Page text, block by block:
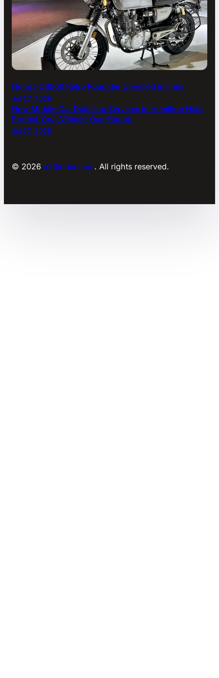
Honda CB500 Retro Roadster Unveiled in India
Jul 27, 2026
How Mobile Car Detailing Services in Hamilton Help
Protect Your Vehicle Year-Round
Jul 27, 2026
© 2026 a23india.com. All rights reserved.